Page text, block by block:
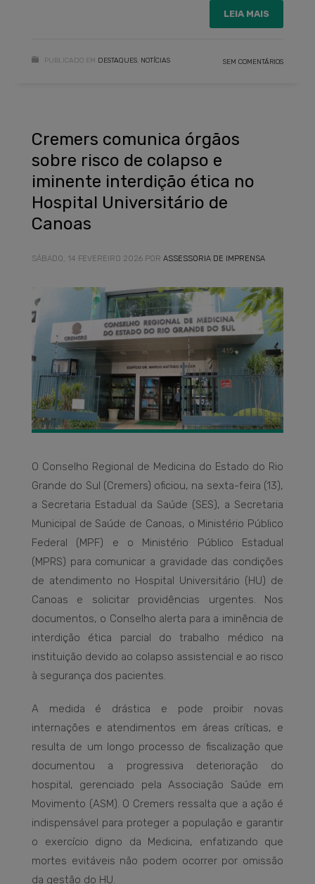
LEIA MAIS
PUBLICADO EM DESTAQUES NOTÍCIAS SEM COMENTÁRIOS
Cremers comunica órgãos
sobre risco de colapso e
iminente interdição ética no
Hospital Universitário de
Canoas
SÁBADO, 14 FEVEREIRO 2026 POR ASSESSORIA DE IMPRENSA
O Conselho Regional de Medicina do Estado do Rio
Grande do Sul (Cremers) oficiou, na sexta-feira (13),
a Secretaria Estadual da Saúde (SES), a Secretaria
Municipal de Saúde de Canoas, o Ministério Público
Federal (MPF) e o Ministério Público Estadual
(MPRS) para comunicar a gravidade das condições
de atendimento no Hospital Universitário (HU) de
Canoas e solicitar providências urgentes. Nos
documentos, o Conselho alerta para a iminência de
interdição ética parcial do trabalho médico na
instituição devido ao colapso assistencial e ao risco
à segurança dos pacientes.
A medida é drástica e pode proibir novas
internações e atendimentos em áreas críticas, e
resulta de um longo processo de fiscalização que
documentou a progressiva deterioração do
hospital, gerenciado pela Associação Saúde em
Movimento (ASM). O Cremers ressalta que a ação é
indispensável para proteger a população e garantir
o exercício digno da Medicina, enfatizando que
mortes evitáveis não podem ocorrer por omissão
da gestão do HU.